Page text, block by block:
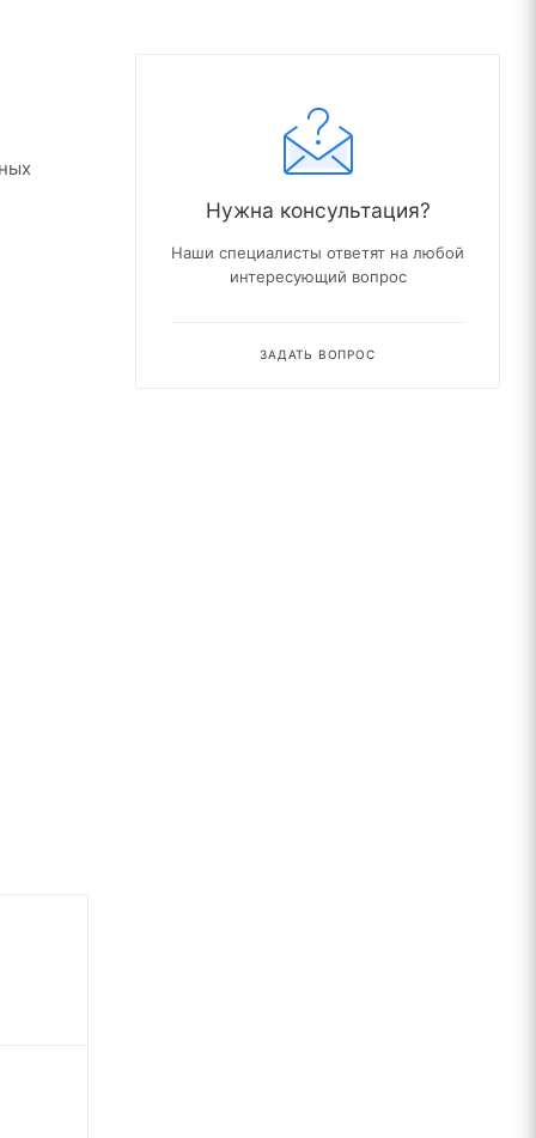
Нужна консультация?
Наши специалисты ответят на любой
интересующий вопрос
ЗАДАТЬ ВОПРОС